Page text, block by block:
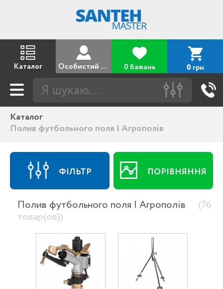
Каталог Особистий кабінет 0 бажань 0 грн
Каталог
Полив футбольного поля | Агрополів
ФІЛЬТР ПОРІВНЯННЯ
Полив футбольного поля | Агрополів
(76
товар(ов))